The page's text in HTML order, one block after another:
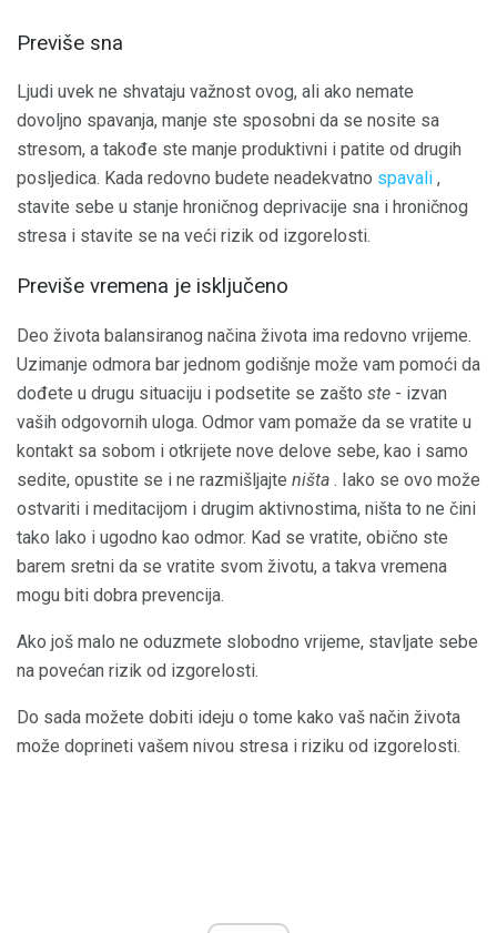
Previše sna
Ljudi uvek ne shvataju važnost ovog, ali ako nemate
dovoljno spavanja, manje ste sposobni da se nosite sa
stresom, a takođe ste manje produktivni i patite od drugih
posljedica. Kada redovno budete neadekvatno spavali ,
stavite sebe u stanje hroničnog deprivacije sna i hroničnog
stresa i stavite se na veći rizik od izgorelosti.
Previše vremena je isključeno
Deo života balansiranog načina života ima redovno vrijeme.
Uzimanje odmora bar jednom godišnje može vam pomoći da
dođete u drugu situaciju i podsetite se zašto ste - izvan
vaših odgovornih uloga. Odmor vam pomaže da se vratite u
kontakt sa sobom i otkrijete nove delove sebe, kao i samo
sedite, opustite se i ne razmišljajte ništa . Iako se ovo može
ostvariti i meditacijom i drugim aktivnostima, ništa to ne čini
tako lako i ugodno kao odmor. Kad se vratite, obično ste
barem sretni da se vratite svom životu, a takva vremena
mogu biti dobra prevencija.
Ako još malo ne oduzmete slobodno vrijeme, stavljate sebe
na povećan rizik od izgorelosti.
Do sada možete dobiti ideju o tome kako vaš način života
može doprineti vašem nivou stresa i riziku od izgorelosti.